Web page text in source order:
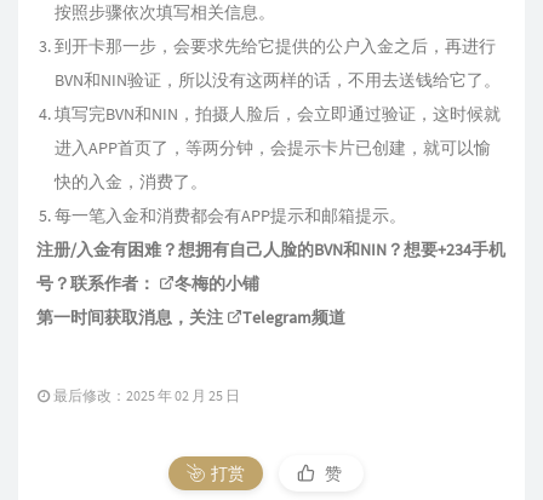
按照步骤依次填写相关信息。
到开卡那一步，会要求先给它提供的公户入金之后，再进行
BVN和NIN验证，所以没有这两样的话，不用去送钱给它了。
填写完BVN和NIN，拍摄人脸后，会立即通过验证，这时候就
进入APP首页了，等两分钟，会提示卡片已创建，就可以愉
快的入金，消费了。
每一笔入金和消费都会有APP提示和邮箱提示。
注册/入金有困难？想拥有自己人脸的BVN和NIN？想要+234手机
号？联系作者：
冬梅的小铺
第一时间获取消息，关注
Telegram频道
最后修改：2025 年 02 月 25 日
打赏 赞